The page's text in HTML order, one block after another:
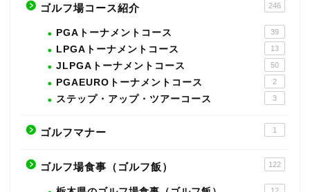
ゴルフ場コース紹介 246
PGAトーナメントコース 39
LPGAトーナメントコース 13
JLPGAトーナメントコース 50
PGAEUROトーナメントコース 2
ステップ・アップ・ツアーコース 3
ゴルフマナー 1
ゴルフ場食事（ゴルフ飯） 122